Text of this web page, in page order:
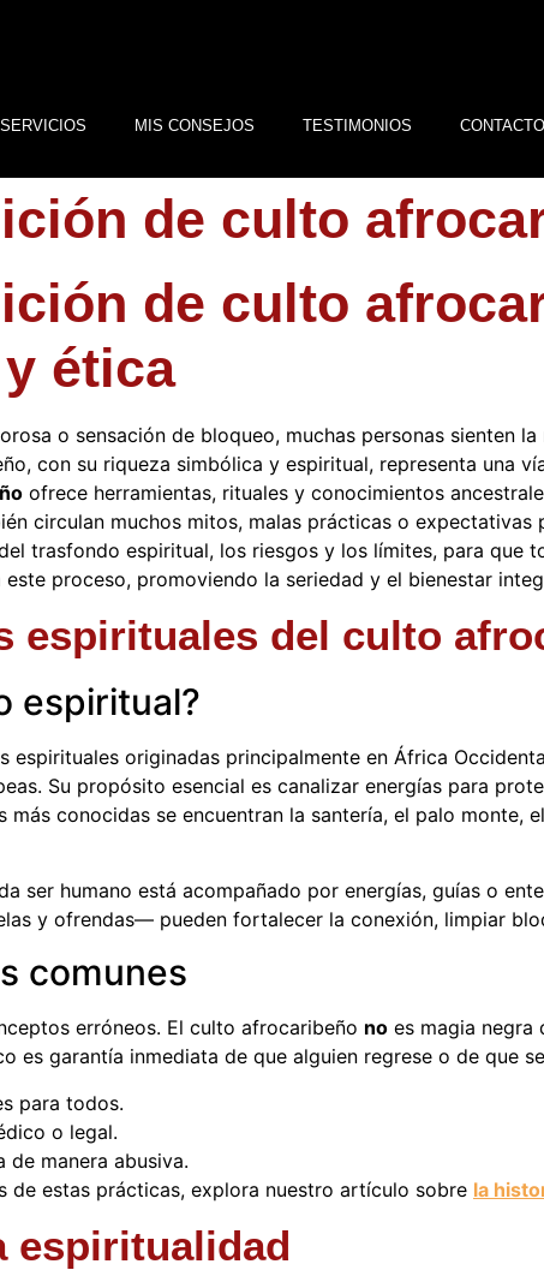
SERVICIOS MIS CONSEJOS TESTIMONIOS CONTACTO
de culto
de culto
ética
o sensación de bloqueo, muchas personas sienten
con su riqueza simbólica y espiritual, representa una
ofrece herramientas, rituales y conocimientos
circulan muchos mitos, malas prácticas o
trasfondo espiritual, los riesgos y los límites, para que
proceso, promoviendo la seriedad y el bienestar
espirituales del culto
espiritual?
originadas principalmente en África
Su propósito esencial es canalizar energías para
conocidas se encuentran la santería, el palo monte,
ser humano está acompañado por energías, guías o
y ofrendas— pueden fortalecer la conexión, limpiar
comunes
erróneos. El culto afrocaribeño no es magia negra
es garantía inmediata de que alguien regrese o de que
para todos.
o legal.
de manera abusiva.
de estas prácticas, explora nuestro artículo sobre la
espiritualidad